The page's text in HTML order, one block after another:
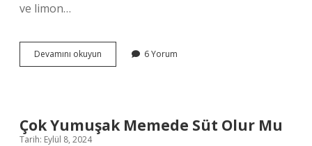
ve limon…
Devamını okuyun
Kavramı
6 Yorum
Çok Yumuşak Memede Süt Olur Mu
Tarih: Eylül 8, 2024